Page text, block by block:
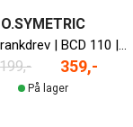
O.SYMETRIC
Ovalt Krankdrev | BCD 110 | 38T | 2x11-delt | Campagnolo
359,-
På lager